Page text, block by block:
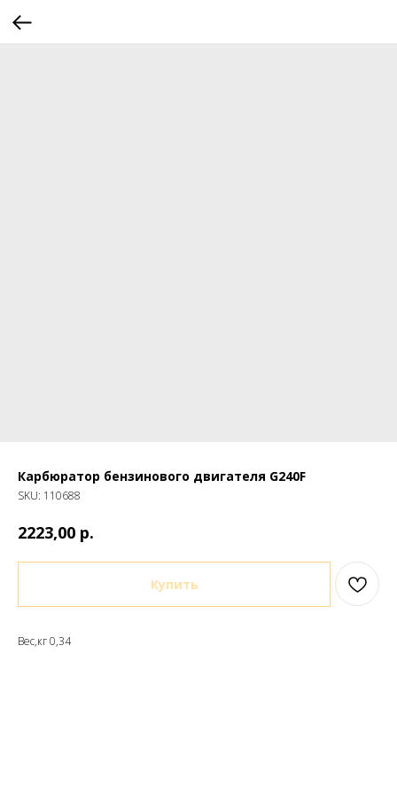
Карбюратор бензинового двигателя G240F
SKU: 110688
2223,00 р.
Купить
Вес,кг 0,34